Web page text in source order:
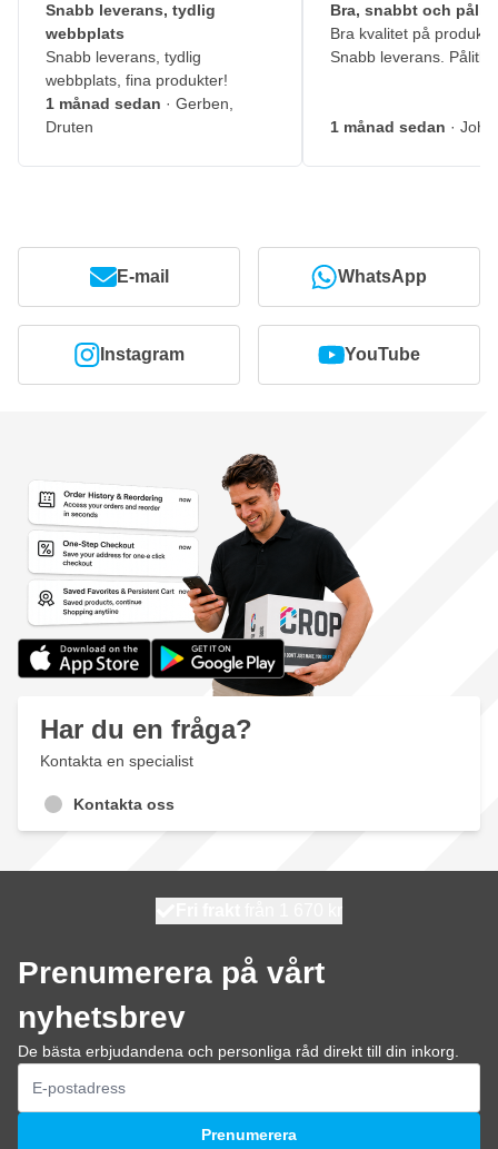
Snabb leverans, tydlig
webbplats
Snabb leverans, tydlig
webbplats, fina produkter!
1 månad sedan · Gerben,
Druten
Bra, snabbt och
Bra kvalitet på
Snabb leverans.
1 månad sedan ·
E-mail WhatsApp
Instagram YouTube
Har du en fråga?
Kontakta en specialist
Kontakta oss
Prenumerera på vårt
nyhetsbrev
De bästa erbjudandena och personliga råd direkt till din inkorg.
E-postadress
Prenumerera